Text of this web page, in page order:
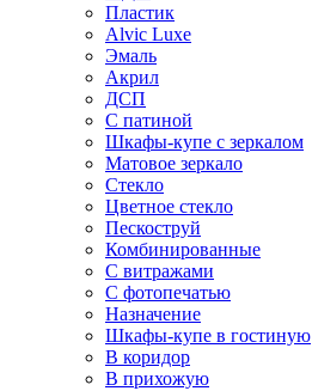
Пластик
Alvic Luxe
Эмаль
Акрил
ДСП
С патиной
Шкафы-купе с зеркалом
Матовое зеркало
Стекло
Цветное стекло
Пескоструй
Комбинированные
С витражами
С фотопечатью
Назначение
Шкафы-купе в гостиную
В коридор
В прихожую